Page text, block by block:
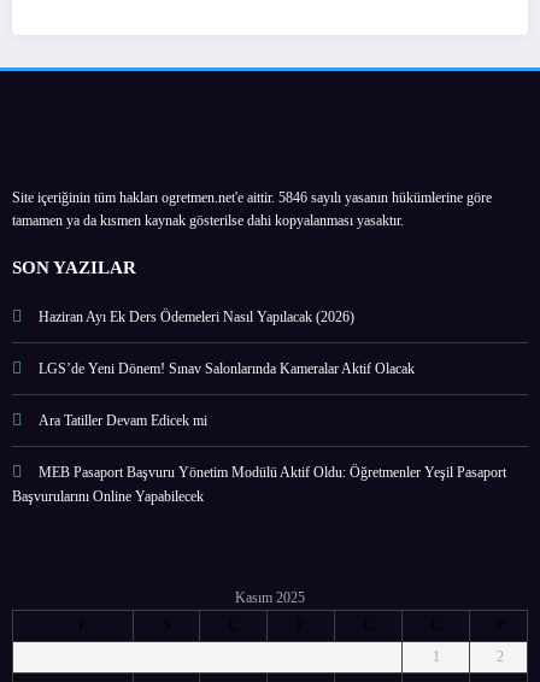
Site içeriğinin tüm hakları ogretmen.net'e aittir. 5846 sayılı yasanın hükümlerine göre
tamamen ya da kısmen kaynak gösterilse dahi kopyalanması yasaktır.
SON YAZILAR
Haziran Ayı Ek Ders Ödemeleri Nasıl Yapılacak (2026)
LGS’de Yeni Dönem! Sınav Salonlarında Kameralar Aktif Olacak
Ara Tatiller Devam Edicek mi
MEB Pasaport Başvuru Yönetim Modülü Aktif Oldu: Öğretmenler Yeşil Pasaport
Başvurularını Online Yapabilecek
Kasım 2025
P
S Ç P C C
P
1
2